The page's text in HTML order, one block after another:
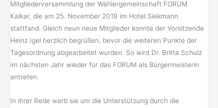
Mitgliederversammlung der Wählergemeinschaft FORUM
Kalkar, die am 25. November 2019 im Hotel Siekmann
stattfand. Gleich neun neue Mitglieder konnte der Vorsitzende
Heinz Igel herzlich begrüßen, bevor die weiteren Punkte der
Tagesordnung abgearbeitet wurden. So wird Dr. Britta Schulz
im nächsten Jahr wieder für das FORUM als Bürgermeisterin
antreten.
In ihrer Rede warb sie um die Unterstützung durch die